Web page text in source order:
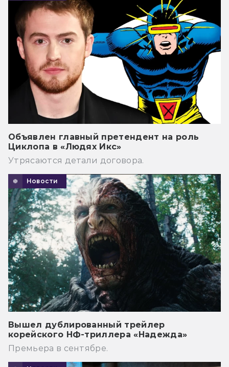
Объявлен главный претендент на роль
Циклопа в «Людях Икс»
Утрясаются детали договора.
Новости
Вышел дублированный трейлер
корейского НФ-триллера «Надежда»
Премьера в сентябре.